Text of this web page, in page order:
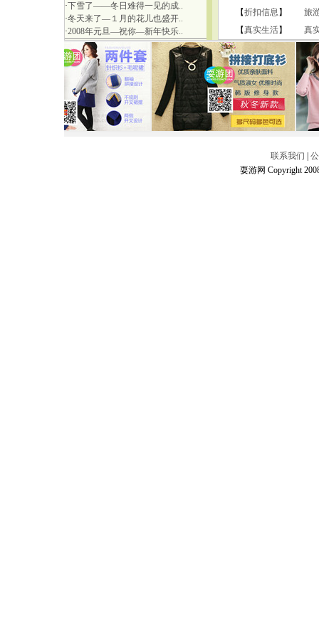
·下雪了——冬日难得一见的成..
·冬天来了—１月的花儿也盛开..
·2008年元旦—祝你—新年快乐..
【折扣信息 】
旅
【真实生活】 真
联系我们
耍游网 Copyright